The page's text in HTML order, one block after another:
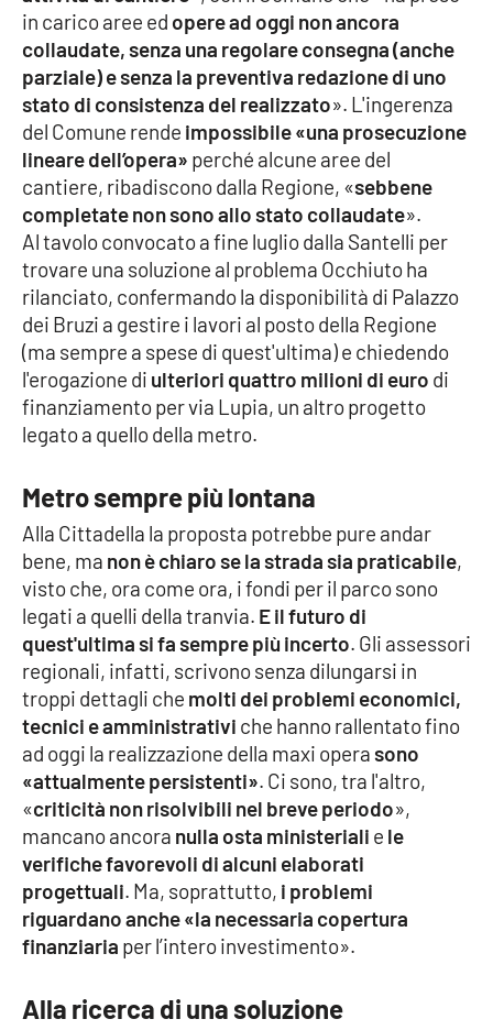
SPECIALI
Buona Sanità Calabria
LA
CALABRIAVISIONE
Destinazioni
Eventi
Food
Storie
LAC
NETWORK
Lacplay.it
Lactv.it
Laconair.it
Lacitymag.it
Lacapitalenews.it
Ilreggino.it
Cosenzachannel.it
Ilvibonese.it
Catanzarochannel.it
in carico aree ed opere ad oggi non ancora
collaudate, senza una regolare consegna (anche
parziale) e senza la preventiva redazione di uno
stato di consistenza del realizzato». L'ingerenza
del Comune rende impossibile «una prosecuzione
lineare dell’opera» perché alcune aree del
cantiere, ribadiscono dalla Regione, «sebbene
completate non sono allo stato collaudate».
Al tavolo convocato a fine luglio dalla Santelli per
trovare una soluzione al problema Occhiuto ha
rilanciato, confermando la disponibilità di Palazzo
dei Bruzi a gestire i lavori al posto della Regione
(ma sempre a spese di quest'ultima) e chiedendo
l'erogazione di ulteriori quattro milioni di euro di
finanziamento per via Lupia, un altro progetto
legato a quello della metro.
Metro sempre più lontana
Alla Cittadella la proposta potrebbe pure andar
bene, ma non è chiaro se la strada sia praticabile,
visto che, ora come ora, i fondi per il parco sono
legati a quelli della tranvia. E il futuro di
quest'ultima si fa sempre più incerto. Gli assessori
regionali, infatti, scrivono senza dilungarsi in
troppi dettagli che molti dei problemi economici,
tecnici e amministrativi che hanno rallentato fino
ad oggi la realizzazione della maxi operasono
«attualmente persistenti». Ci sono, tra l'altro,
«criticità non risolvibili nel breve periodo»,
mancano ancora nulla osta ministeriali e le
verifiche favorevoli di alcuni elaborati
progettuali. Ma, soprattutto, i problemi
riguardano anche «la necessaria copertura
finanziaria per l’intero investimento».
Alla ricerca di una soluzione